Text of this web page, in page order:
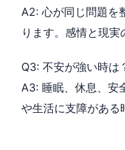
A2: 心が同じ問題を
ります。感情と現実
Q3: 不安が強い時は
A3: 睡眠、休息、安
や生活に支障がある